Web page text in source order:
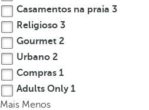
Casamentos na praia 3
Religioso 3
Gourmet 2
Urbano 2
Compras 1
Adults Only1
Mais Menos